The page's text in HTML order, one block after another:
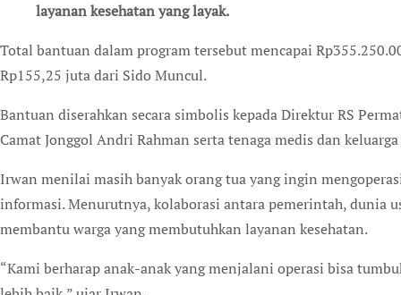
layanan kesehatan yang layak.
Total bantuan dalam program tersebut mencapai
Rp155,25 juta dari Sido Muncul.
Bantuan diserahkan secara simbolis kepada Direktur RS
Camat Jonggol Andri Rahman serta tenaga medis dan
Irwan menilai masih banyak orang tua yang ingin
informasi. Menurutnya, kolaborasi antara pemerintah, dunia
membantu warga yang membutuhkan layanan kesehatan.
“Kami berharap anak-anak yang menjalani operasi bisa